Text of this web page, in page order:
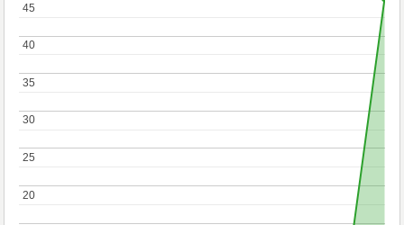
20
20
25
25
30
30
35
35
40
40
45
45